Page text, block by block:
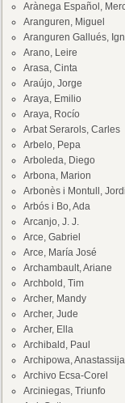
Arànega Español,
Aranguren, Miguel
Aranguren Gallués,
Arano, Leire
Arasa, Cinta
Araújo, Jorge
Araya, Emilio
Araya, Rocío
Arbat Serarols, Carles
Arbelo, Pepa
Arboleda, Diego
Arbona, Marion
Arbonès i Montull, Jordi
Arbós i Bo, Ada
Arcanjo, J. J.
Arce, Gabriel
Arce, María José
Archambault, Ariane
Archbold, Tim
Archer, Mandy
Archer, Jude
Archer, Ella
Archibald, Paul
Archipowa, Anastassija
Archivo Ecsa-Corel
Arciniegas, Triunfo